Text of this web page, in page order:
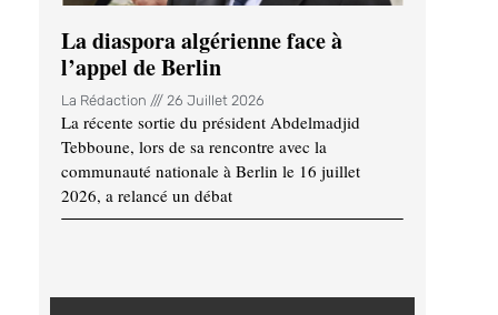
La diaspora algérienne face à
l’appel de Berlin
La Rédaction 26 Juillet 2026
La récente sortie du président Abdelmadjid
Tebboune, lors de sa rencontre avec la
communauté nationale à Berlin le 16 juillet
2026, a relancé un débat